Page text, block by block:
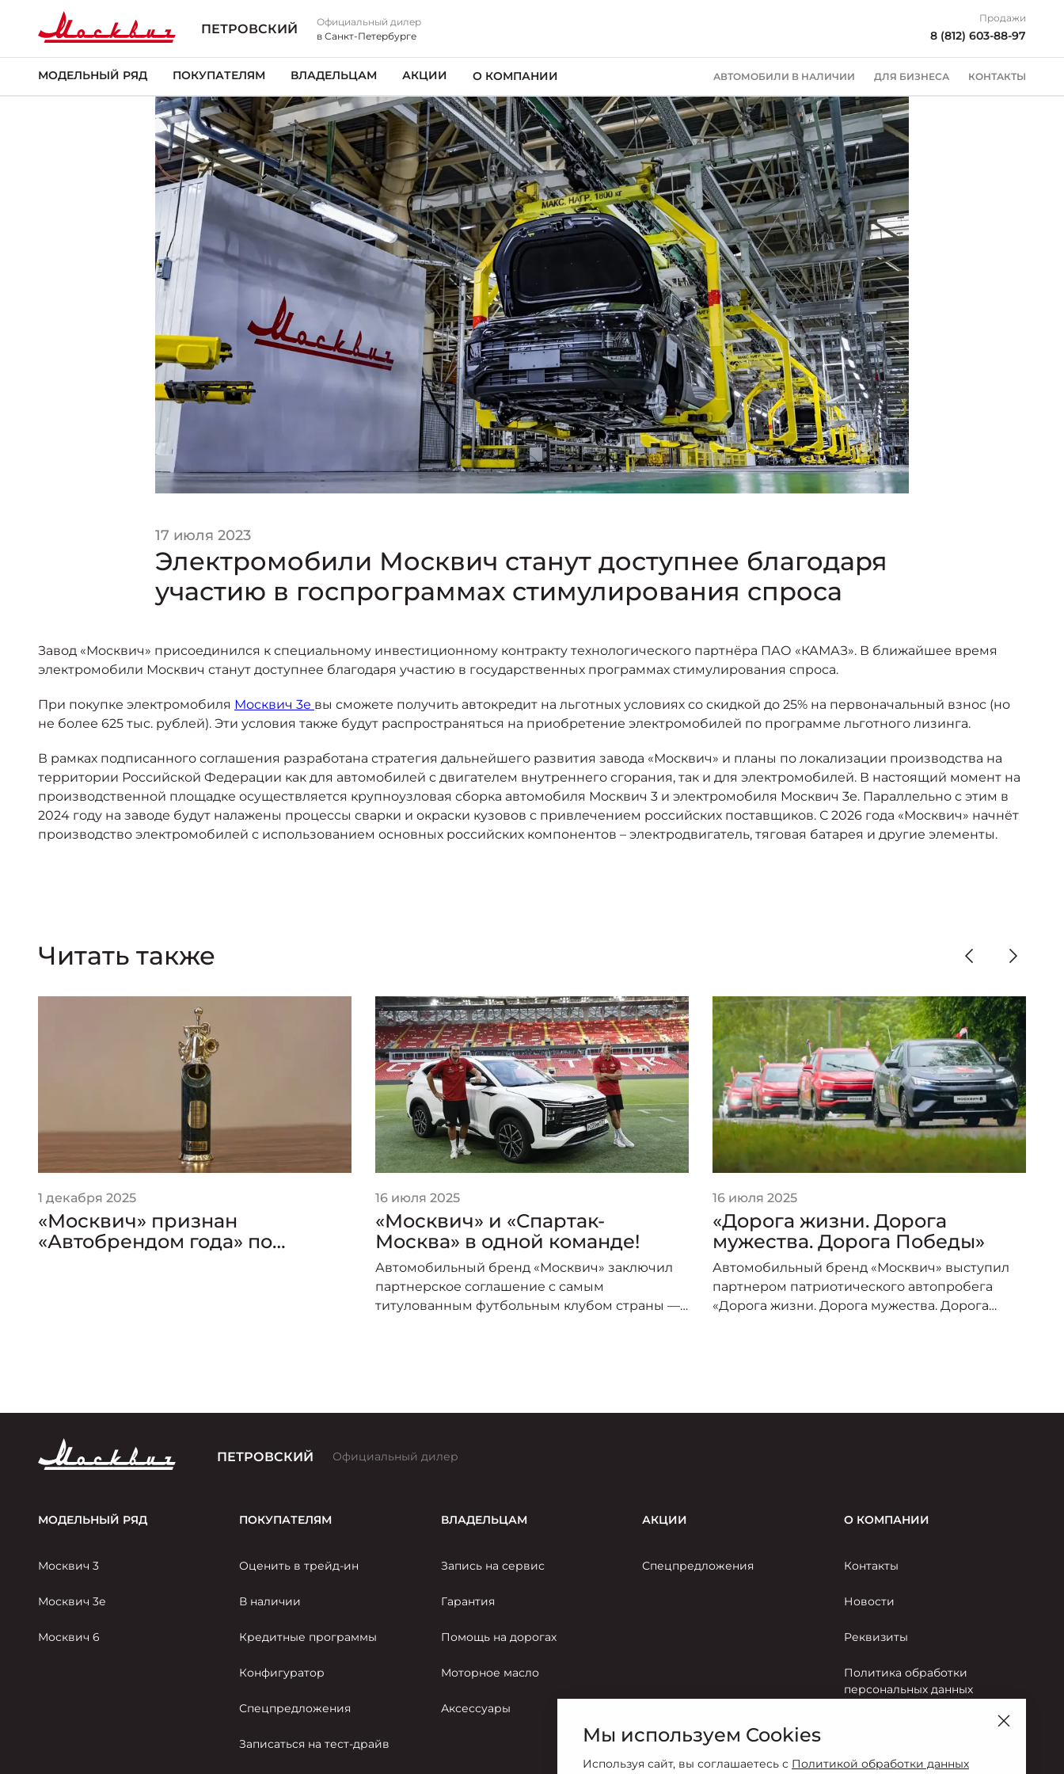
ПЕТРОВСКИЙ
Официальный дилер
в Санкт-Петербурге
Продажи
8 (812) 603-88-97
МОДЕЛЬНЫЙ РЯД ПОКУПАТЕЛЯМ ВЛАДЕЛЬЦАМ АКЦИИ О КОМПАНИИ АВТОМОБИЛИ В НАЛИЧИИ ДЛЯ БИЗНЕСА КОНТАКТЫ
17 июля 2023
Электромобили Москвич станут доступнее благодаря
участию в госпрограммах стимулирования спроса
Завод «Москвич» присоединился к специальному инвестиционному контракту технологического партнёра ПАО «КАМАЗ». В ближайшее время
электромобили Москвич станут доступнее благодаря участию в государственных программах стимулирования спроса.
При покупке электромобиля Москвич 3е вы сможете получить автокредит на льготных условиях со скидкой до 25% на первоначальный взнос (но
не более 625 тыс. рублей). Эти условия также будут распространяться на приобретение электромобилей по программе льготного лизинга.
В рамках подписанного соглашения разработана стратегия дальнейшего развития завода «Москвич» и планы по локализации производства на
территории Российской Федерации как для автомобилей с двигателем внутреннего сгорания, так и для электромобилей. В настоящий момент на
производственной площадке осуществляется крупноузловая сборка автомобиля Москвич 3 и электромобиля Москвич 3е. Параллельно с этим в
2024 году на заводе будут налажены процессы сварки и окраски кузовов с привлечением российских поставщиков. С 2026 года «Москвич» начнёт
производство электромобилей с использованием основных российских компонентов – электродвигатель, тяговая батарея и другие элементы.
Читать также
1 декабря 2025
«Москвич» признан
«Автобрендом года» по
16 июля 2025
«Москвич» и «Спартак-
Москва» в одной команде!
Автомобильный бренд «Москвич» заключил
партнерское соглашение с самым
титулованным футбольным клубом страны —
16 июля 2025
«Дорога жизни. Дорога
мужества. Дорога Победы»
Автомобильный бренд «Москвич» выступил
партнером патриотического автопробега
«Дорога жизни. Дорога мужества. Дорога
ПЕТРОВСКИЙ Официальный дилер
МОДЕЛЬНЫЙ РЯД
Москвич 3
Москвич 3е
Москвич 6
ПОКУПАТЕЛЯМ
Оценить в трейд-ин
В наличии
Кредитные программы
Конфигуратор
Спецпредложения
Записаться на тест-драйв
ВЛАДЕЛЬЦАМ
Запись на сервис
Гарантия
Помощь на дорогах
Моторное масло
Аксессуары
АКЦИИ
Спецпредложения
О КОМПАНИИ
Контакты
Новости
Реквизиты
Политика обработки
персональных данных
Правила пользования сайтом
Согласие на обработку
Мы используем Cookies
Используя сайт, вы соглашаетесь с Политикой обработки данных